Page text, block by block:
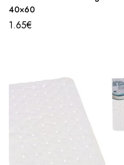
40×60
1.65€